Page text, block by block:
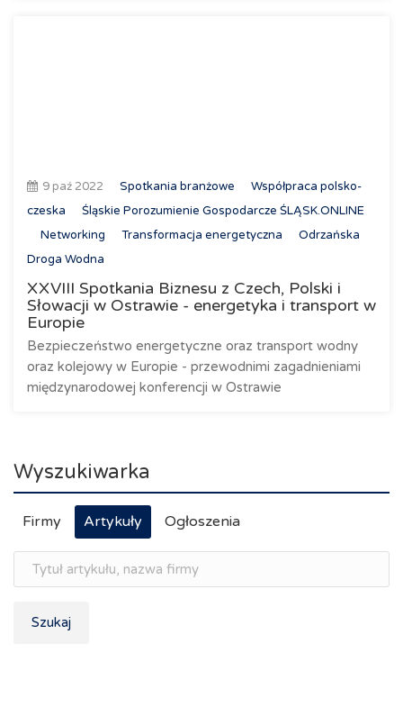
9 paź 2022 Spotkania branżowe
Współpraca polsko-
czeska
Śląskie Porozumienie Gospodarcze ŚLĄSK.ONLINE
Networking
Transformacja energetyczna
Odrzańska
Droga Wodna
XXVIII Spotkania Biznesu z Czech, Polski i
Słowacji w Ostrawie - energetyka i transport w
Europie
Bezpieczeństwo energetyczne oraz transport wodny
oraz kolejowy w Europie - przewodnimi zagadnieniami
międzynarodowej konferencji w Ostrawie
Wyszukiwarka
Firmy Artykuły Ogłoszenia
Szukaj